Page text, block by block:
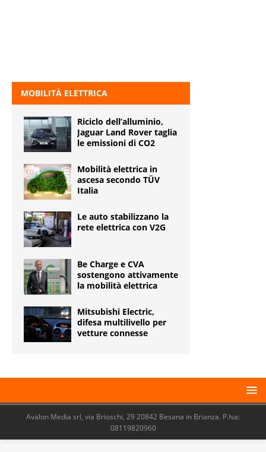
MOBILITÀ ELETTRICA
Riciclo dell’alluminio,
Jaguar Land Rover taglia
le emissioni di CO2
Mobilità elettrica in
ascesa secondo TÜV
Italia
Le auto stabilizzano la
rete elettrica con V2G
Be Charge e CVA
sostengono attivamente
la mobilità elettrica
Mitsubishi Electric,
difesa multilivello per
vetture connesse
Avalon Media srl, via Brioschi, 29 20842 Besana in Brianza. P.Iva:
08119820960